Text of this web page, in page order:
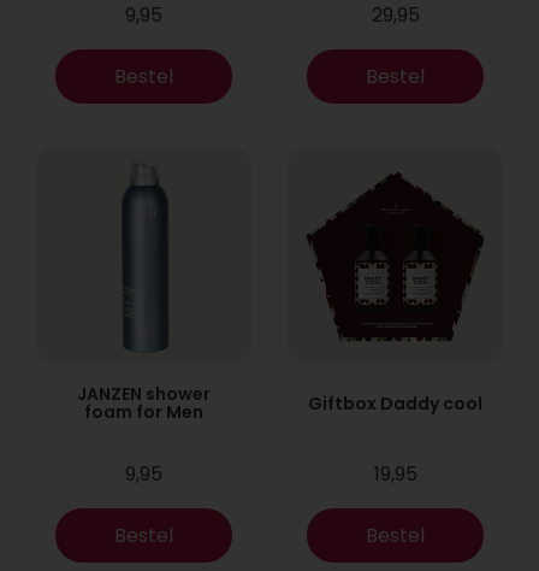
9,95
Bestel
29,95
Bestel
JANZEN shower
foam for Men
9,95
Bestel
Giftbox Daddy cool
19,95
Bestel